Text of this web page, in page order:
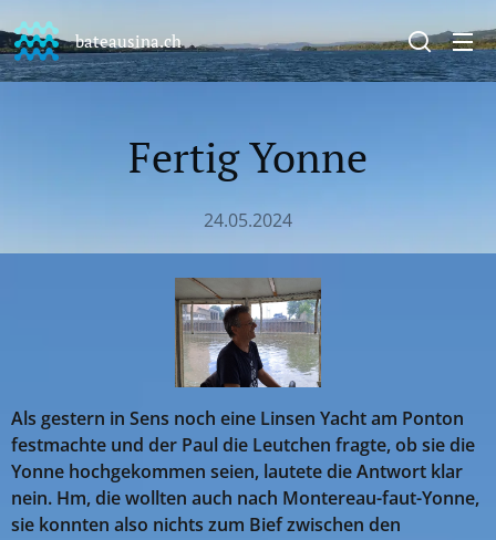
bateausina.ch
Fertig Yonne
24.05.2024
Als gestern in Sens noch eine Linsen Yacht am Ponton
festmachte und der Paul die Leutchen fragte, ob sie die
Yonne hochgekommen seien, lautete die Antwort klar
nein. Hm, die wollten auch nach Montereau-faut-Yonne,
sie konnten also nichts zum Bief zwischen den